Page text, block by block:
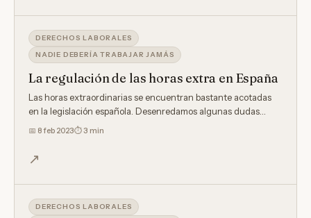
DERECHOS LABORALES
NADIE DEBERÍA TRABAJAR JAMÁS
La regulación de las horas extra en España
Las horas extraordinarias se encuentran bastante acotadas
en la legislación española. Desenredamos algunas dudas…
📅 8 feb 2023⏱ 3 min
↗
DERECHOS LABORALES